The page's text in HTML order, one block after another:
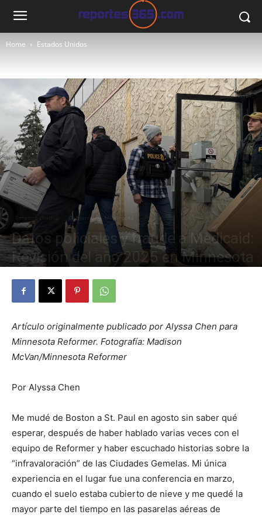
Home Estados Unidos
Estados Unidos Gobierno Minnesota
Datos policiales y fraude a Medicaid:
Revisión del año 2025 en Minnesota
Artículo originalmente publicado por Alyssa Chen para
Minnesota Reformer. Fotografía: Madison
McVan/Minnesota Reformer
Por Alyssa Chen
Me mudé de Boston a St. Paul en agosto sin saber qué
esperar, después de haber hablado varias veces con el
equipo de Reformer y haber escuchado historias sobre la
“infravaloración” de las Ciudades Gemelas. Mi única
experiencia en el lugar fue una conferencia en marzo,
cuando el suelo estaba cubierto de nieve y me quedé la
mayor parte del tiempo en las pasarelas aéreas de